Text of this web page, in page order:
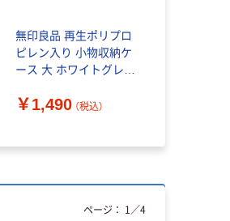
無印良品 再生ポリプロ
ピレン入り 小物収納ケ
ース 大 ホワイトグレー
さ１７．５ｃｍ 良品計
￥1,490 （税込）
ページ： 1 ／4